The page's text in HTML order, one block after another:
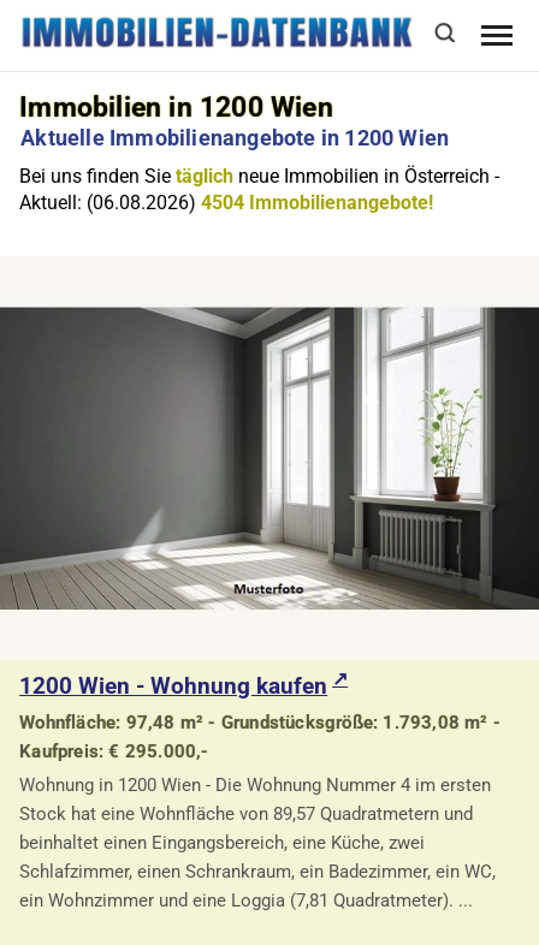
Immobilien in 1200 Wien
Aktuelle Immobilienangebote in 1200 Wien
Bei uns finden Sietäglich neue Immobilien in Österreich -
Aktuell: (06.08.2026)4504 Immobilienangebote!
1200 Wien - Wohnung kaufen
Wohnfläche: 97,48 m² - Grundstücksgröße: 1.793,08 m² -
Kaufpreis: € 295.000,-
Wohnung in 1200 Wien - Die Wohnung Nummer 4 im ersten
Stock hat eine Wohnfläche von 89,57 Quadratmetern und
beinhaltet einen Eingangsbereich, eine Küche, zwei
Schlafzimmer, einen Schrankraum, ein Badezimmer, ein WC,
ein Wohnzimmer und eine Loggia (7,81 Quadratmeter). ...